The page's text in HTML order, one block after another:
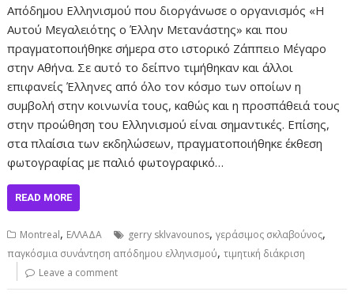
Απόδημου Ελληνισμού που διοργάνωσε ο οργανισμός «Η
Αυτού Μεγαλειότης ο Έλλην Μετανάστης» και που
πραγματοποιήθηκε σήμερα στο ιστορικό Ζάππειο Μέγαρο
στην Αθήνα. Σε αυτό το δείπνο τιμήθηκαν και άλλοι
επιφανείς Έλληνες από όλο τον κόσμο των οποίων η
συμβολή στην κοινωνία τους, καθώς και η προσπάθειά τους
στην προώθηση του Ελληνισμού είναι σημαντικές. Επίσης,
στα πλαίσια των εκδηλώσεων, πραγματοποιήθηκε έκθεση
φωτογραφίας με παλιό φωτογραφικό…
READ MORE
Montreal, ΕΛΛΑΔΑ gerry sklvavounos,γεράσιμος σκλαβούνος,
παγκόσμια συνάντηση απόδημου ελληνισμού,τιμητική διάκριση
Leave a comment